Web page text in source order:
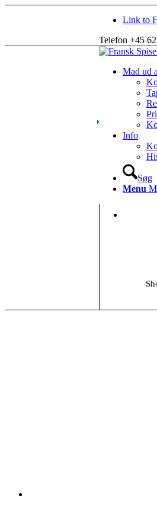
Link to
Telefon +45
Mad ud
Info
Søg
Menu